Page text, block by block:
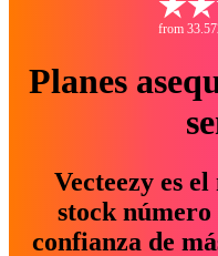
from
Planes
Vecteezy es
stock número
confianza de